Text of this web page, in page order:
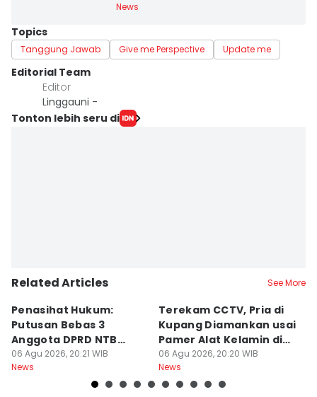
News
Topics
Tanggung Jawab Give me Perspective Update me
Editorial Team
Editor
Linggauni -
Tonton lebih seru di
Related Articles See More
Penasihat Hukum:
Putusan Bebas 3
Anggota DPRD NTB
Bersifat Final
06 Agu 2026, 20:21 WIB
News
Terekam CCTV, Pria di
Kupang Diamankan usai
Pamer Alat Kelamin di
Kios
06 Agu 2026, 20:20 WIB
News